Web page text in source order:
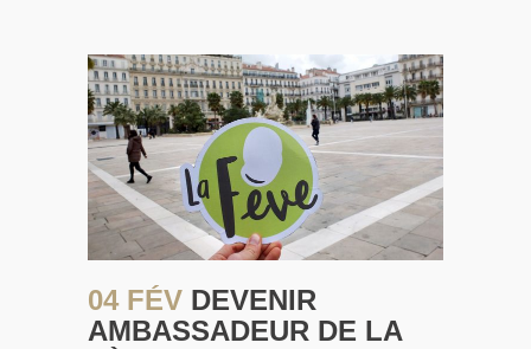
04 FÉV DEVENIR
AMBASSADEUR DE LA